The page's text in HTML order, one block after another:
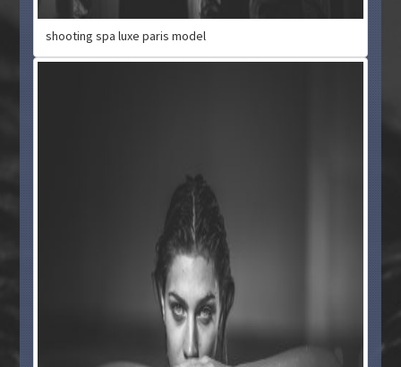
shooting spa luxe paris model